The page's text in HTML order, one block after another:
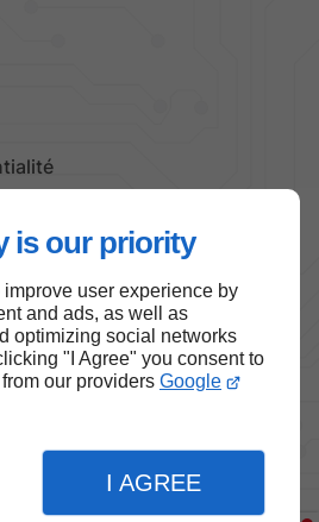
is our priority
user experience by
and ads, as well as
optimizing social networks
"I Agree" you consent to
our providers Google
I AGREE
Haut de page